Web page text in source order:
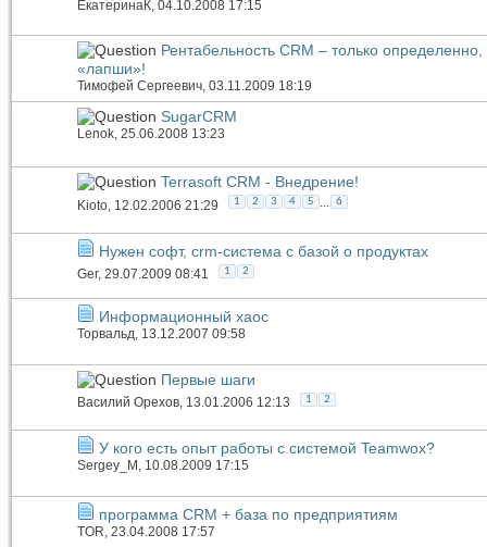
ЕкатеринаК, 04.10.2008 17:15
Рентабельность CRM – только определенно,
«лапши»!
Тимофей Сергеевич, 03.11.2009 18:19
SugarCRM
Lenok , 25.06.2008 13:23
Terrasoft CRM - Внедрение!
Kioto, 12.02.2006 21:29 1 2 3 4 5 ... 6
Нужен софт, crm-система c базой о продуктах
Ger, 29.07.2009 08:41 1 2
Информационный хаос
Торвальд, 13.12.2007 09:58
Первые шаги
Василий Орехов , 13.01.2006 12:13 1 2
У кого есть опыт работы с системой Teamwox?
Sergey_M , 10.08.2009 17:15
программа CRM + база по предприятиям
TOR , 23.04.2008 17:57